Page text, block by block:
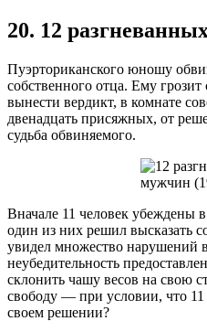
20. 12
Пуэрториканского юношу
собственного отца. Ему
вынести вердикт, в комнате
двенадцать присяжных, от
судьба обвиняемого.
Вначале 11 человек убеждены
один из них решил высказать
увидел множество нарушений в
неубедительность
склонить чашу весов на свою
свободу — при условии, что
своем решении?